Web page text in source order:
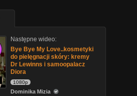
Następne wideo:
Bye Bye My Love..kosmetyki
do pielęgnacji skóry: kremy
Dr Lewinns i samoopalacz
Diora
1080p
Dominika Mizia